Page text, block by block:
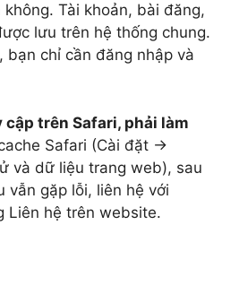
không. Tài khoản, bài đăng,
lưu trên hệ thống chung.
bạn chỉ cần đăng nhập và
trên Safari, phải làm
Safari (Cài đặt →
và dữ liệu trang web), sau
vẫn gặp lỗi, liên hệ với
Liên hệ trên website.